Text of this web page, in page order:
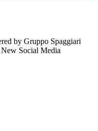
by Gruppo Spaggiari
Social Media